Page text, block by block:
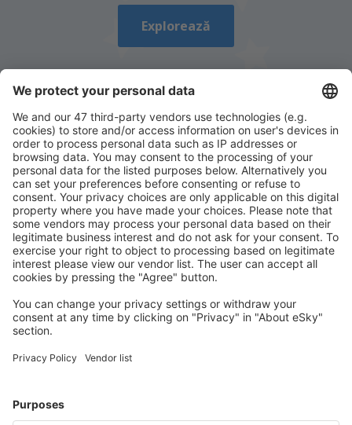
Explorează
Descarcă aplicația noastrăși organizează-ţi
convenabil călătoriile
Planifică-ți călătoria
Bilete de avion
Zbor+Hotel